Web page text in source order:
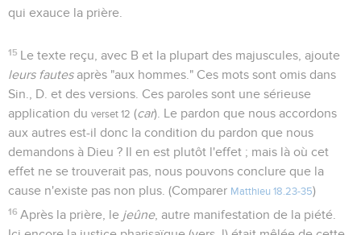
qui exauce la prière.
15 Le texte reçu, avec B et la plupart des majuscules, ajoute
leurs fautesaprès "aux hommes." Ces mots sont omis dans
Sin., D. et des versions. Ces paroles sont une sérieuse
application du verset 12 (car). Le pardon que nous accordons
aux autres est-il donc la condition du pardon que nous
demandons à Dieu ? Il en est plutôt l'effet ; mais là où cet
effet ne se trouverait pas, nous pouvons conclure que la
cause n'existe pas non plus. (Comparer Matthieu 18.23-35)
16 Après la prière, le jeûne, autre manifestation de la piété.